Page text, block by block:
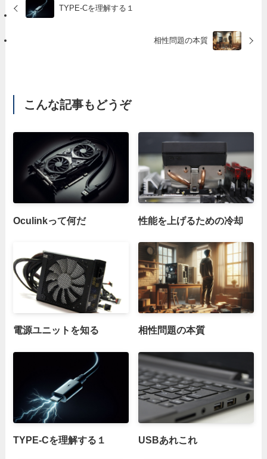
TYPE-Cを理解する１
相性問題の本質
こんな記事もどうぞ
Oculinkって何だ 性能を上げるための冷却
電源ユニットを知る 相性問題の本質
TYPE-Cを理解する１ USBあれこれ